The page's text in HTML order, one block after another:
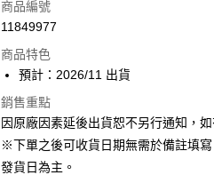
信用卡一次付款
ATM付款
運送方式
預購-宅配(舊)
商品編號
11849977
商品特色
預計：2026/11 出貨
銷售重點
因原廠因素延後出貨恕不另行通知，
※下單之後可收貨日期無需於備註填
發貨日為主。